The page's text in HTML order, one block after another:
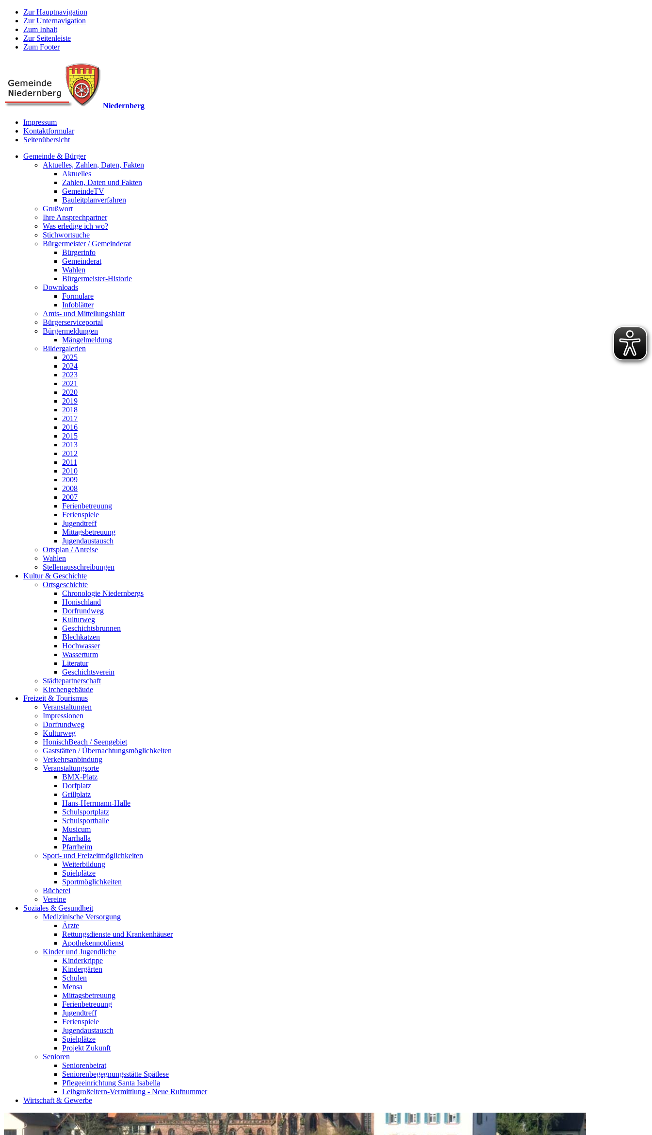
Zur Hauptnavigation
Zur Unternavigation
Zum Inhalt
Zur Seitenleiste
Zum Footer
Niedernberg
Impressum
Kontaktformular
Seitenübersicht
Gemeinde & Bürger
Aktuelles, Zahlen, Daten, Fakten
Aktuelles
Zahlen, Daten und Fakten
GemeindeTV
Bauleitplanverfahren
Grußwort
Ihre Ansprechpartner
Was erledige ich wo?
Stichwortsuche
Bürgermeister / Gemeinderat
Bürgerinfo
Gemeinderat
Wahlen
Bürgermeister-Historie
Downloads
Formulare
Infoblätter
Amts- und Mitteilungsblatt
Bürgerserviceportal
Bürgermeldungen
Mängelmeldung
Bildergalerien
2025
2024
2023
2021
2020
2019
2018
2017
2016
2015
2013
2012
2011
2010
2009
2008
2007
Ferienbetreuung
Ferienspiele
Jugendtreff
Mittagsbetreuung
Jugendaustausch
Ortsplan / Anreise
Wahlen
Stellenausschreibungen
Kultur & Geschichte
Ortsgeschichte
Chronologie Niedernbergs
Honischland
Dorfrundweg
Kulturweg
Geschichtsbrunnen
Blechkatzen
Hochwasser
Wasserturm
Literatur
Geschichtsverein
Städtepartnerschaft
Kirchengebäude
Freizeit & Tourismus
Veranstaltungen
Impressionen
Dorfrundweg
Kulturweg
HonischBeach / Seengebiet
Gaststätten / Übernachtungsmöglichkeiten
Verkehrsanbindung
Veranstaltungsorte
BMX-Platz
Dorfplatz
Grillplatz
Hans-Herrmann-Halle
Schulsportplatz
Schulsporthalle
Musicum
Narrhalla
Pfarrheim
Sport- und Freizeitmöglichkeiten
Weiterbildung
Spielplätze
Sportmöglichkeiten
Bücherei
Vereine
Soziales & Gesundheit
Medizinische Versorgung
Ärzte
Rettungsdienste und Krankenhäuser
Apothekennotdienst
Kinder und Jugendliche
Kinderkrippe
Kindergärten
Schulen
Mensa
Mittagsbetreuung
Ferienbetreuung
Jugendtreff
Ferienspiele
Jugendaustausch
Spielplätze
Projekt Zukunft
Senioren
Seniorenbeirat
Seniorenbegegnungsstätte Spätlese
Pflegeeinrichtung Santa Isabella
Leihgroßeltern-Vermittlung - Neue Rufnummer
Wirtschaft & Gewerbe